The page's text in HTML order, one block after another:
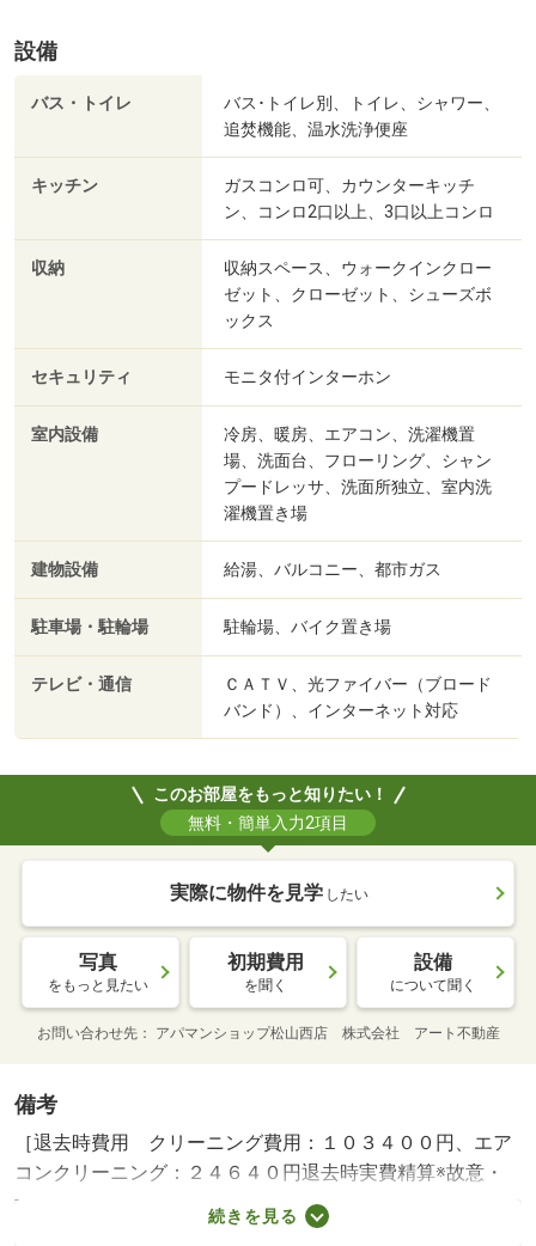
設備
バス・トイレ
バス･トイレ別、トイレ、シャワー、
追焚機能、温水洗浄便座
キッチン
ガスコンロ可、カウンターキッチ
ン、コンロ2口以上、3口以上コンロ
収納
収納スペース、ウォークインクロー
ゼット、クローゼット、シューズボ
ックス
セキュリティ モニタ付インターホン
室内設備
冷房、暖房、エアコン、洗濯機置
場、洗面台、フローリング、シャン
プードレッサ、洗面所独立、室内洗
濯機置き場
建物設備 給湯、バルコニー、都市ガス
駐車場・駐輪場 駐輪場、バイク置き場
テレビ・通信
ＣＡＴＶ、光ファイバー（ブロード
バンド）、インターネット対応
このお部屋をもっと知りたい！
無料・簡単入力2項目
実際に物件を見学 したい
写真
をもっと見たい
初期費用
を聞く
設備
について聞く
お問い合わせ先 アパマンショップ松山西店 株式会社 アート不動産
備考
［退去時費用 クリーニング費用：１０３４００円、エア
コンクリーニング：２４６４０円退去時実費精算※故意・
過失等別途実費］ ＮＯ：７４３２８７９７・賃貸保証
等：加入要（初回３３０００円（税込）＋毎月のお支払額
続きを見る